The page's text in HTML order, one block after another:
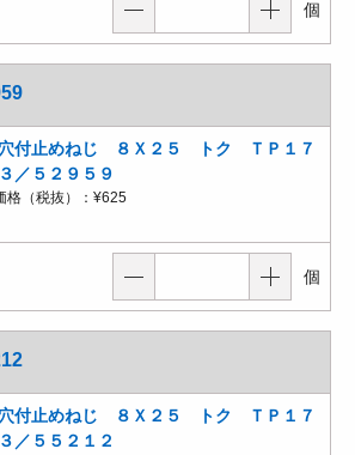
個
穴付止めねじ ８Ｘ２５ トク ＴＰ１７
／５２９５９
格（税抜）： ¥625
個
穴付止めねじ ８Ｘ２５ トク ＴＰ１７
／５５２１２